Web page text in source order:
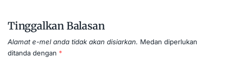
Tinggalkan Balasan
Alamat e-mel anda tidak akan disiarkan. Medan diperlukan
ditanda dengan *